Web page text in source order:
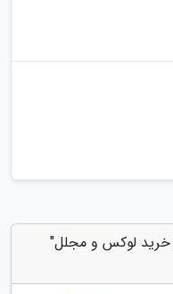
خرید لوکس و مجلل"